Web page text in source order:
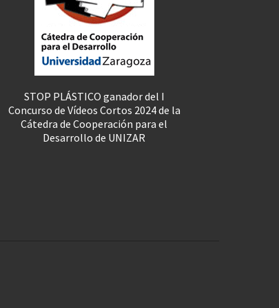
STOP PLÁSTICO ganador del I
Concurso de Vídeos Cortos 2024 de la
Cátedra de Cooperación para el
Desarrollo de UNIZAR